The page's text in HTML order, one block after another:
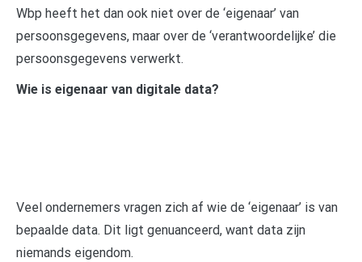
Wbp heeft het dan ook niet over de ‘eigenaar’ van
persoonsgegevens, maar over de ‘verantwoordelijke’ die
persoonsgegevens verwerkt.
Wie is eigenaar van digitale data?
Veel ondernemers vragen zich af wie de ‘eigenaar’ is van
bepaalde data. Dit ligt genuanceerd, want data zijn
niemands eigendom.